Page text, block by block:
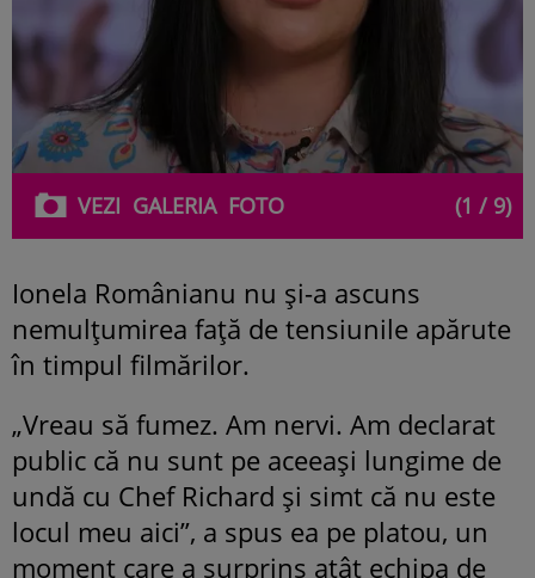
VEZI GALERIAFOTO (1 / 9)
Ionela Românianu nu și-a ascuns
nemulțumirea față de tensiunile apărute
în timpul filmărilor.
„Vreau să fumez. Am nervi. Am declarat
public că nu sunt pe aceeași lungime de
undă cu Chef Richard și simt că nu este
locul meu aici”, a spus ea pe platou, un
moment care a surprins atât echipa de